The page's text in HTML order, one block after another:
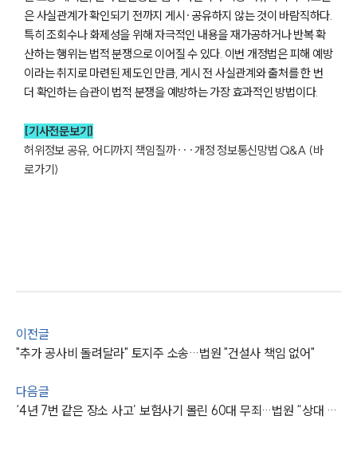
업무사례
주요 업무사례
사례분석/최신동향
법률정보
법률지식인
업무분야
소식/자료
법률 블로그
은 사실관계가 확인되기 전까지 게시·공유하지 않는 것이 바람직하다.
특히 조회수나 화제성을 위해 자극적인 내용을 재가공하거나 반복 확
산하는 행위는 법적 분쟁으로 이어질 수 있다. 이번 개정법은 피해 예방
이라는 취지로 마련된 제도인 만큼, 게시 전 사실관계와 출처를 한 번
더 확인하는 습관이 법적 분쟁을 예방하는 가장 효과적인 방법이다.
[기사전문보기]
허위정보 공유, 어디까지 책임질까···개정 정보통신망법 Q&A (바
로가기)
이전글
"추가 공사비 돌려달라" 토지주 소송…법원 "건설사 책임 없어"
다음글
‘4년 7번 같은 장소 사고’ 보험사기 몰린 60대 무죄…법원 “상대 차 과실 명백 통상적 사고”